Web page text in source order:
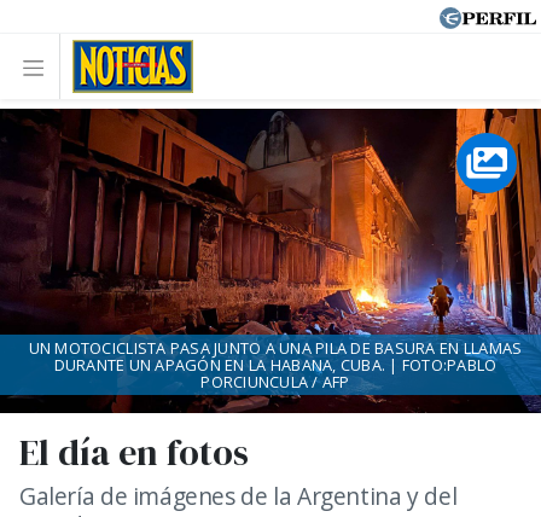
El día en fotos
Galería de imágenes de la Argentina y del
UN MOTOCICLISTA PASA JUNTO A UNA PILA DE BASURA EN LLAMAS
DURANTE UN APAGÓN EN LA HABANA, CUBA. | FOTO:PABLO
PORCIUNCULA / AFP